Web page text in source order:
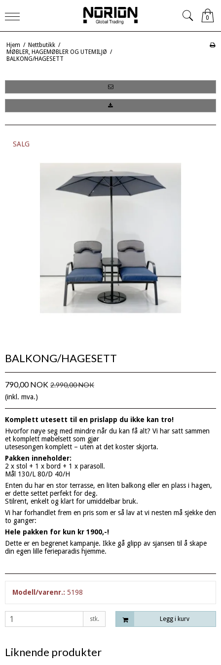
0
Hjem / Nettbutikk /
MØBLER, HAGEMØBLER OG UTEMILJØ /
BALKONG/HAGESETT
SALG
BALKONG/HAGESETT
790,00 NOK 2.990,00 NOK
(inkl. mva.)
Komplett utesett til en prislapp du ikke kan tro!
Hvorfor nøye seg med mindre når du kan få alt? Vi har satt sammen
et komplett møbelsett som gjør
utesesongen komplett – uten at det koster skjorta.
Pakken inneholder:
2 x stol + 1 x bord + 1 x parasoll.
Mål 130/L 80/D 40/H
Enten du har en stor terrasse, en liten balkong eller en plass i hagen,
er dette settet perfekt for deg.
Stilrent, enkelt og klart for umiddelbar bruk.
Vi har forhandlet frem en pris som er så lav at vi nesten må sjekke den
to ganger:
Hele pakken for kun kr 1900,-!
Dette er en begrenet kampanje. Ikke gå glipp av sjansen til å skape
din egen lille ferieparadis hjemme.
Modell/varenr.: 5198
stk. Legg i kurv
Liknende produkter